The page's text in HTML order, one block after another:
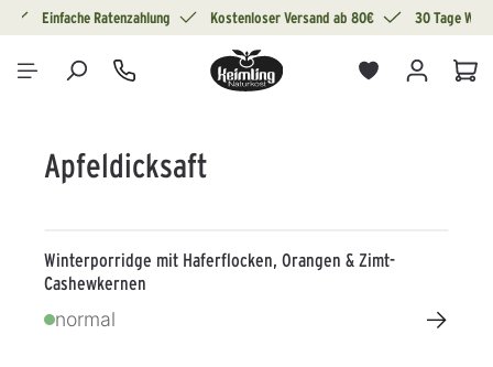
springen
Einfache Ratenzahlung Kostenloser Versand ab 80€ 30 Tage
Apfeldicksaft
Winterporridge mit Haferflocken, Orangen & Zimt-
Cashewkernen
normal →